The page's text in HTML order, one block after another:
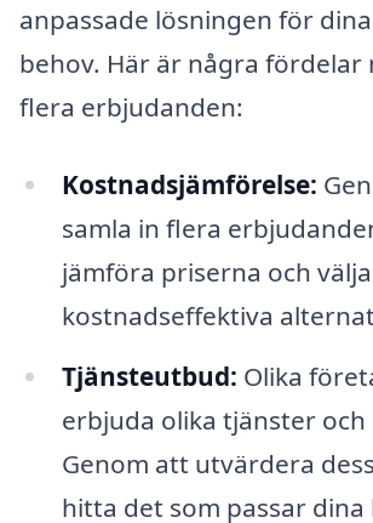
anpassade lösningen för
behov. Här är några fördelar
flera erbjudanden:
Kostnadsjämförelse:
samla in flera
jämföra priserna och
kostnadseffektiva
Tjänsteutbud: Olika
erbjuda olika tjänster och
Genom att utvärdera
hitta det som passar dina